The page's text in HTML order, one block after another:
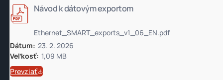
Návod k dátovým exportom
Ethernet_SMART_exports_v1_06_EN.pdf
Dátum: 23. 2. 2026
Veľkosť: 1,09 MB
Prevziať